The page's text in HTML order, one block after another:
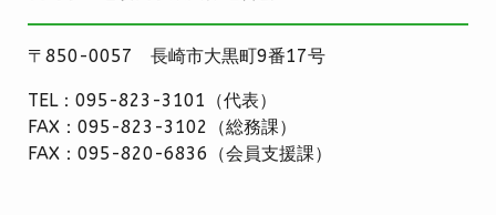
〒850-0057 長崎市大黒町9番17号
TEL：095-823-3101（代表）
FAX：095-823-3102（総務課）
FAX：095-820-6836（会員支援課）